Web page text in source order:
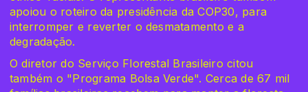
apoiou o roteiro da presidência da COP30, para
interromper e reverter o desmatamento e a
degradação.
O diretor do Serviço Florestal Brasileiro citou
também o "Programa Bolsa Verde". Cerca de 67 mil